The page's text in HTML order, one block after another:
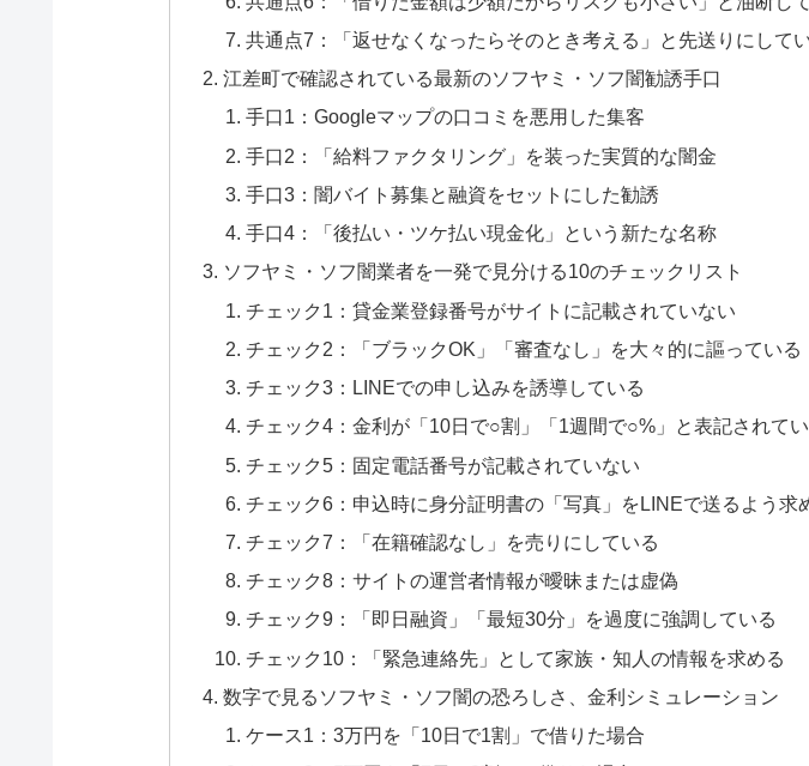
共通点7：「返せなくなったらそのとき考える」と先送りにして
江差町で確認されている最新のソフヤミ・ソフ闇勧誘手口
手口1：Googleマップの口コミを悪用した集客
手口2：「給料ファクタリング」を装った実質的な闇金
手口3：闇バイト募集と融資をセットにした勧誘
手口4：「後払い・ツケ払い現金化」という新たな名称
ソフヤミ・ソフ闇業者を一発で見分ける10のチェックリスト
チェック1：貸金業登録番号がサイトに記載されていない
チェック2：「ブラックOK」「審査なし」を大々的に謳っている
チェック3：LINEでの申し込みを誘導している
チェック4：金利が「10日で○割」「1週間で○%」と表記されて
チェック5：固定電話番号が記載されていない
チェック6：申込時に身分証明書の「写真」をLINEで送るよう求
チェック7：「在籍確認なし」を売りにしている
チェック8：サイトの運営者情報が曖昧または虚偽
チェック9：「即日融資」「最短30分」を過度に強調している
チェック10：「緊急連絡先」として家族・知人の情報を求める
数字で見るソフヤミ・ソフ闇の恐ろしさ、金利シミュレーション
ケース1：3万円を「10日で1割」で借りた場合